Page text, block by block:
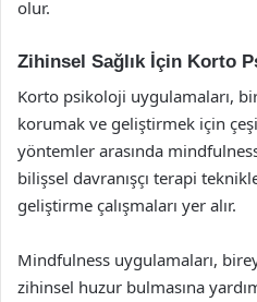
olur.
Zihinsel Sağlık İçin Korto
Korto psikoloji uygulamaları,
korumak ve geliştirmek için
yöntemler arasında
bilişsel davranışçı terapi
geliştirme çalışmaları yer alır.
Mindfulness uygulamaları,
zihinsel huzur bulmasına